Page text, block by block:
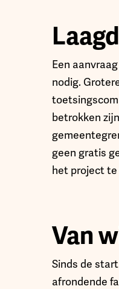
Een
nodig.
betrokken
geen gratis
het project
Van
Sinds de
afrondende